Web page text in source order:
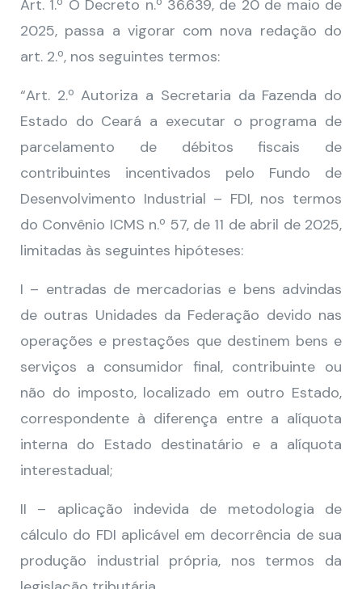
Art. 1.º O Decreto n.º 36.639, de 20 de maio de
2025, passa a vigorar com nova redação do
art. 2.º, nos seguintes termos:
“Art. 2.º Autoriza a Secretaria da Fazenda do
Estado do Ceará a executar o programa de
parcelamento de débitos fiscais de
contribuintes incentivados pelo Fundo de
Desenvolvimento Industrial – FDI, nos termos
do Convênio ICMS n.º 57, de 11 de abril de 2025,
limitadas às seguintes hipóteses:
I – entradas de mercadorias e bens advindas
de outras Unidades da Federação devido nas
operações e prestações que destinem bens e
serviços a consumidor final, contribuinte ou
não do imposto, localizado em outro Estado,
correspondente à diferença entre a alíquota
interna do Estado destinatário e a alíquota
interestadual;
II – aplicação indevida de metodologia de
cálculo do FDI aplicável em decorrência de sua
produção industrial própria, nos termos da